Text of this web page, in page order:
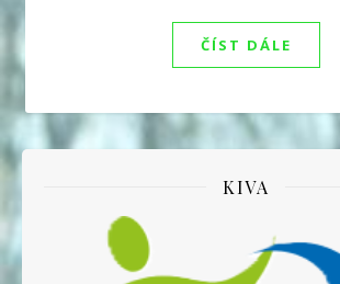
ČÍST DÁLE
KIVA